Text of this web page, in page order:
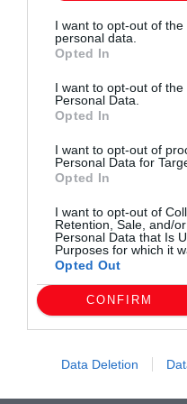
I want to opt-out of
personal data.
Opted In
I want to opt-out of the
Personal Data.
Opted In
I want to opt-out of
Personal Data for
Opted In
I want to opt-out of
Retention, Sale, and/
Personal Data that Is
Purposes for which it
Opted Out
CONFIRM
Data Deletion
8. Κομψάτος Πολύανθου 13
9. Πόντος Κομοτηνής 4 (15-
Οι ομάδες που έχουν
ΕΠΟΜΕΝΗ ΑΓΩΝΙΣΤΙΚΗ
Πανθρακικός Β’ –
Πόντος Κομοτηνής – ΠΑΟΚ
Αετός Μίσχου – ΑΠΣ Φιλία
Ρεπό: ΑΟ Φαναρίου